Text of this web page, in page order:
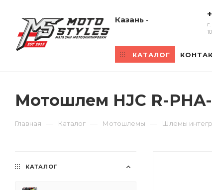
Казань
КАТАЛОГ
Мотошлем HJC R-
Главная — Каталог — Мотошлемы — Шлемы
КАТАЛОГ